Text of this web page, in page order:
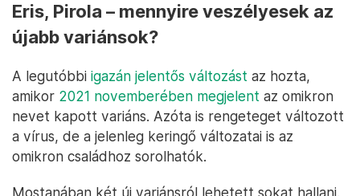
Eris, Pirola – mennyire veszélyesek az
újabb variánsok?
A legutóbbi igazán jelentős változást az hozta,
amikor 2021 novemberében megjelent az omikron
nevet kapott variáns. Azóta is rengeteget változott
a vírus, de a jelenleg keringő változatai is az
omikron családhoz sorolhatók.
Mostanában két új variánsról lehetett sokat hallani.